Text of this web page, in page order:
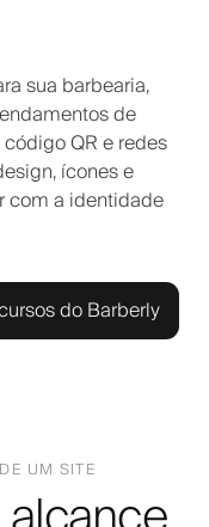
sua barbearia,
de
QR e redes
ícones e
com a identidade
do Barberly
UM SITE